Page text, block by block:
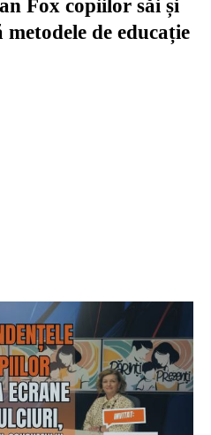
Fox copiilor săi și
de educație